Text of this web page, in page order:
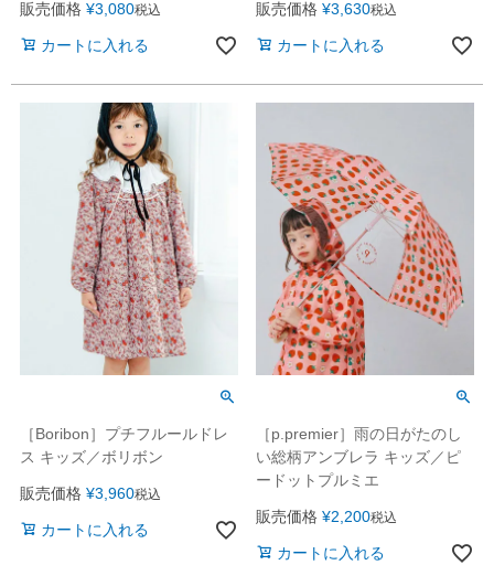
販売価格 ¥3,080税込
カートに入れる
販売価格 ¥3,630税込
カートに入れる
［Boribon］プチフルールドレ
ス キッズ／ボリボン
販売価格 ¥3,960税込
カートに入れる
［p.premier］雨の日がたのし
い総柄アンブレラ キッズ／ピ
ードットプルミエ
販売価格 ¥2,200税込
カートに入れる